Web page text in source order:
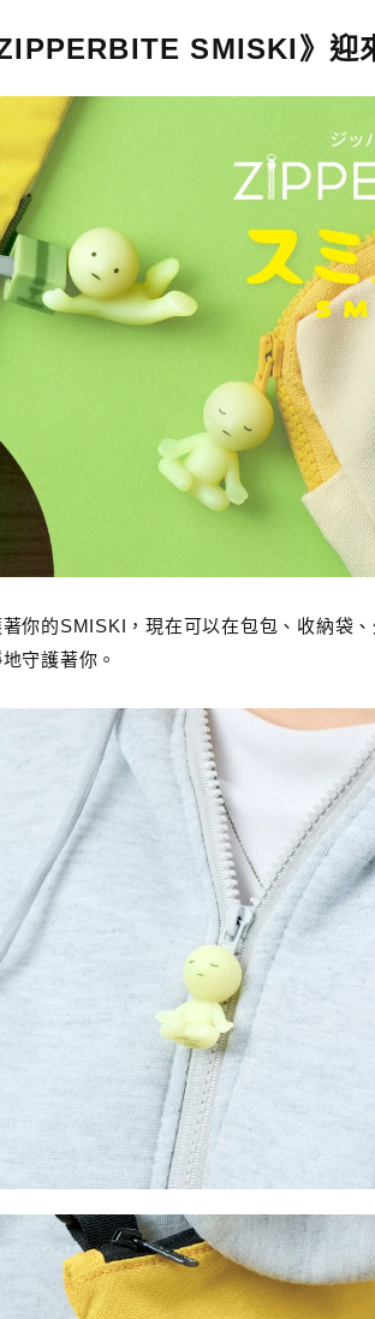
SMISKI》迎
你的SMISKI，現在可以在包包、收納袋
守護著你。